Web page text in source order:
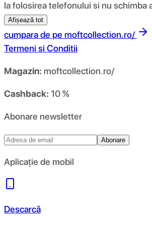
la folosirea telefonului si nu schimba
Afișează tot
cumpara de pe moftcollection.ro/
Termeni si Conditii
Magazin: moftcollection.ro/
Cashback: 10 %
Abonare newsletter
Abonare
Aplicație de mobil
Descarcă